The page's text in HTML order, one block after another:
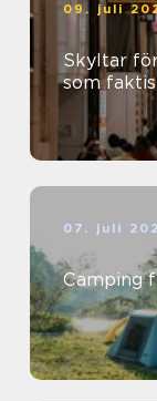
09. juli
Skyltar företag så
som
07. juli